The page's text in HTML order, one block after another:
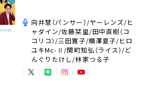
向井慧（パンサー）/ヤーレンズ/ヒ
ャダイン/佐藤栞里/田中直樹（コ
コリコ）/三田寛子/横澤夏子/ヒロ
ユキMc-Ⅱ/関町知弘（ライス）/ど
んぐりたけし/林家つる子